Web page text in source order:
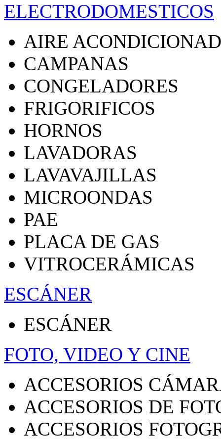
ELECTRODOMESTICOS
AIRE
CAMPANAS
CONGELADORES
FRIGORIFICOS
HORNOS
LAVADORAS
LAVAVAJILLAS
MICROONDAS
PAE
PLACA DE GAS
VITROCERÁMICAS
ESCÁNER
ESCÁNER
FOTO, VIDEO Y CINE
ACCESORIOS
ACCESORIOS DE
ACCESORIOS